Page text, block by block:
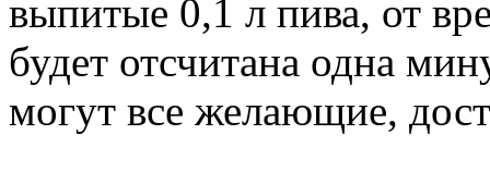
выпитые 0,1 л пива, от
будет отсчитана одна
могут все желающие,